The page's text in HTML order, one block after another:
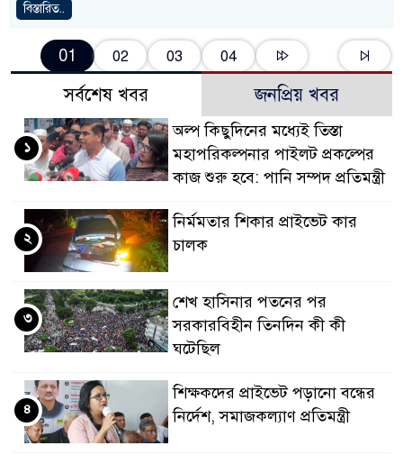
বিস্তারিত..
01 02 03 04
সর্বশেষ খবর জনপ্রিয় খবর
অল্প কিছুদিনের মধ্যেই তিস্তা
মহাপরিকল্পনার পাইলট প্রকল্পের
কাজ শুরু হবে: পানি সম্পদ প্রতিমন্ত্রী
১
নির্মমতার শিকার প্রাইভেট কার
চালক
২
শেখ হাসিনার পতনের পর
সরকারবিহীন তিনদিন কী কী
ঘটেছিল
৩
শিক্ষকদের প্রাইভেট পড়ানো বন্ধের
নির্দেশ, সমাজকল্যাণ প্রতিমন্ত্রী
৪